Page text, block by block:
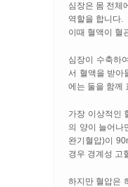
심장은 몸 전체
역할을 합니다.
이때 혈액이 혈
심장이 수축하
서 혈액을 받아
에는 둘을 함께
가장 이상적인
의 양이 늘어나
완기혈압)이
경우 경계성 고
하지만 혈압은